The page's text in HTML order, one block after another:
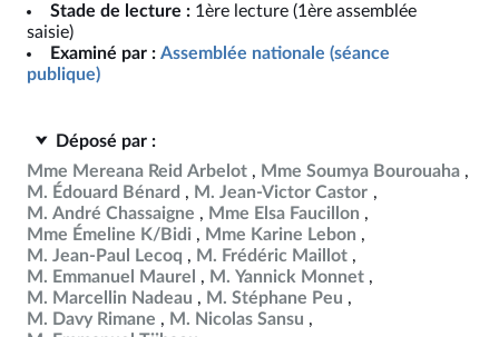
Stade de lecture : 1ère lecture (1ère assemblée
saisie)
Examiné par : Assemblée nationale (séance
publique)
Déposé par :
Mme Mereana Reid Arbelot
Mme Soumya Bourouaha
M. Édouard Bénard
M. Jean-Victor Castor
M. André Chassaigne
Mme Elsa Faucillon
Mme Émeline K/Bidi
Mme Karine Lebon
M. Jean-Paul Lecoq
M. Frédéric Maillot
M. Emmanuel Maurel
M. Yannick Monnet
M. Marcellin Nadeau
M. Stéphane Peu
M. Davy Rimane
M. Nicolas Sansu